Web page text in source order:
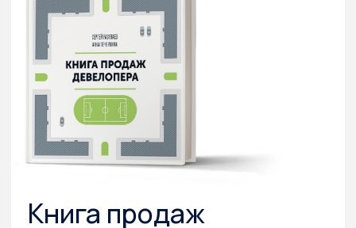
Аудит продаж